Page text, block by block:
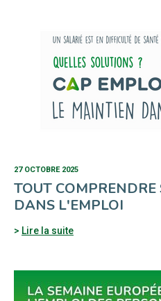
27 OCTOBRE 2025
TOUT
DANS L'EMPLOI
Lire la suite